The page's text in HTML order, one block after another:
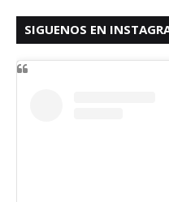
SIGUENOS EN